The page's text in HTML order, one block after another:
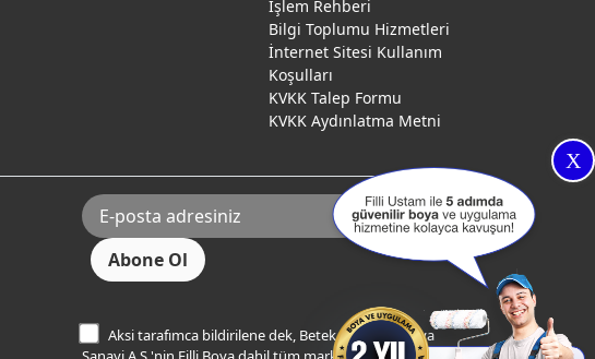
X
İşlem Rehberi
Bilgi Toplumu Hizmetleri
İnternet Sitesi Kullanım
Koşulları
KVKK Talep Formu
KVKK Aydınlatma Metni
Aksi tarafımca bildirilene dek, Betek Boya ve Kimya